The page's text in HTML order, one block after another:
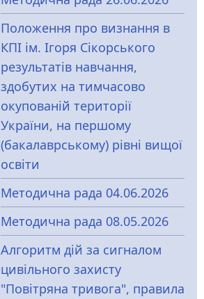
Положення про визнання в
КПІ ім. Ігоря Сікорського
результатів навчання,
здобутих на тимчасово
окупованій території
України, на першому
(бакалаврському) рівні вищої
освіти
Методична рада 04.06.2026
Методична рада 08.05.2026
Алгоритм дій за сигналом
цивільного захисту
"Повітряна тривога", правила